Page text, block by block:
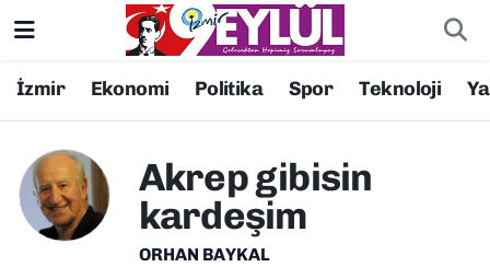
İzmir Ekonomi Politika Spor Teknoloji
Akrep gibisin
kardeşim
ORHAN BAYKAL
Resmi İlanlar
DÜNYA
Konak Nöbetçi Eczaneler
Konak Trafik Yoğunluk Haritası
Süper Lig Puan Durumu ve Fikstür